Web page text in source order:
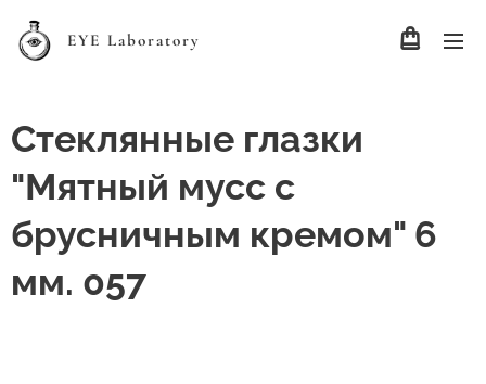
EYE Laboratory
Стеклянные глазки
"Мятный мусс с
брусничным кремом" 6
мм. 057